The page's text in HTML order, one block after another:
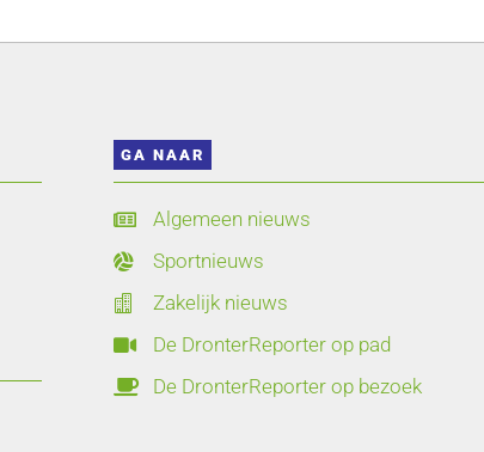
GA NAAR
 Algemeen nieuws
 Sportnieuws
 Zakelijk nieuws
 De DronterReporter op pad
 De DronterReporter op bezoek